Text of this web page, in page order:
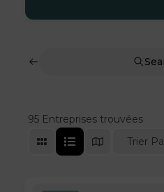
95 Entreprises trouvées
Trier